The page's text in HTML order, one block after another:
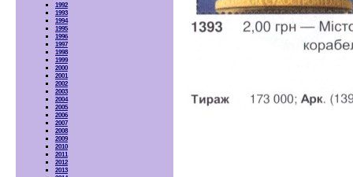
1992
1993
1994
1995
1996
1997
1998
1999
2000
2001
2002
2003
2004
2005
2006
2007
2008
2009
2010
2011
2012
2013